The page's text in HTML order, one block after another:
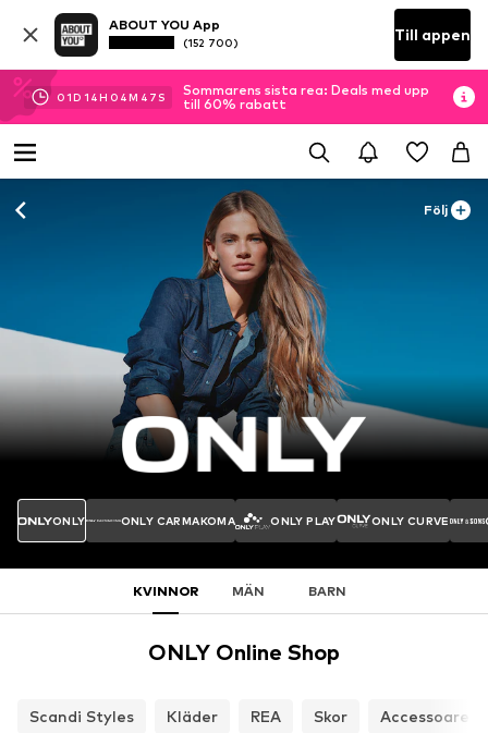
ABOUT YOU App
(152 700) Till appen
01D 14H 04M 45 S
Sommarens sista rea: Deals med upp
till 60% rabatt
Följ
ONLY ONLY CARMAKOMA ONLY PLAY ONLY CURVE
KVINNOR MÄN BARN
ONLY Online Shop
Scandi Styles Kläder REA Skor Accessoarer